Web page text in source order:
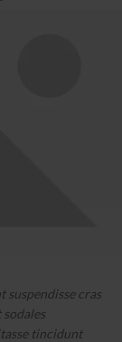
suspendisse cras
tincidunt